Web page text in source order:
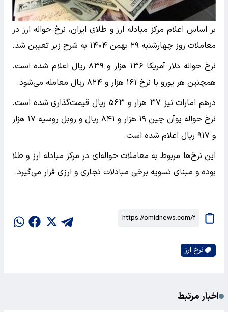
بر اساس اعلام مرکز مبادله ارز و طلای ایران، نرخ حواله ارز در
معاملات روز چهارشنبه ۲۹ بهمن ۱۴۰۴ به شرح زیر تعیین شد.
نرخ حواله دلار آمریکا ۱۳۶ هزار و ۸۳۹ ریال اعلام شده است.
همچنین هر یورو با نرخ ۱۶۱ هزار و ۸۲۴ ریال معامله می‌شود.
درهم امارات نیز ۳۷ هزار و ۵۶۳ ریال قیمت‌گذاری شده است.
نرخ حواله یوآن چین ۱۹ هزار و ۸۴۱ ریال و روبل روسیه ۱۷ هزار
و ۹۱۷ ریال اعلام شده است.
این نرخ‌ها مربوط به معاملات حواله‌ای در مرکز مبادله ارز و طلا
بوده و مبنای تسویه برخی مبادلات تجاری و ارزی قرار می‌گیرد.
نرخ ارز
اخبار مرتبط